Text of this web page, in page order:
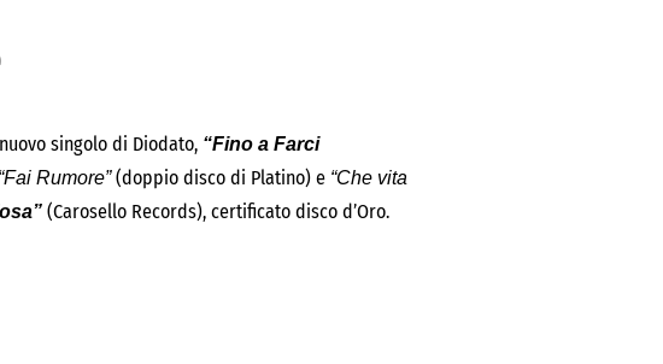
singolo di Diodato, “Fino a Farci
“Fai Rumore”(doppio disco di Platino) e “Che vita
(Carosello Records), certificato disco d’Oro.